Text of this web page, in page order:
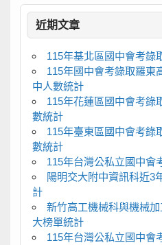
近期文章
115年基北區國中會考錄
115年國中會考錄取羅東
中人數統計
115年花蓮區國中會考錄
數統計
115年臺東區國中會考錄
數統計
115年台灣公私立國中會
陽明交大附中資訊科近3
計
新竹高工機械科與機械
大榜單統計
115年台灣公私立國中會